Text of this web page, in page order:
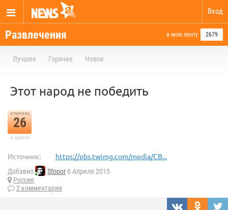
Вход
Развлечения в мою ленту 2679
Лучшее Горячее Новое
Этот народ не победить
отметили
26
в архиве
Источник: https://pbs.twimg.com/media/CB...
Добавил Stopor 6 Апреля 2015
Россия
2 комментария